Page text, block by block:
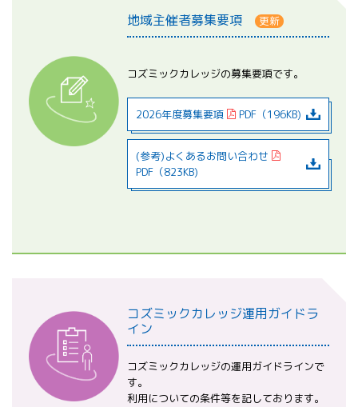
地域主催者募集要項 更新
コズミックカレッジの募集要項です。
2026年度募集要項 PDF（196KB)
(参考)よくあるお問い合わせ
PDF（823KB)
コズミックカレッジ運用ガイドラ
イン
コズミックカレッジの運用ガイドラインで
す。
利用についての条件等を記しております。